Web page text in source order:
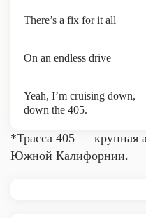
There’s a fix for it all
On an endless drive
Yeah, I’m cruising down,
down the 405.
*Трасса 405 — крупная
Южной Калифорнии.